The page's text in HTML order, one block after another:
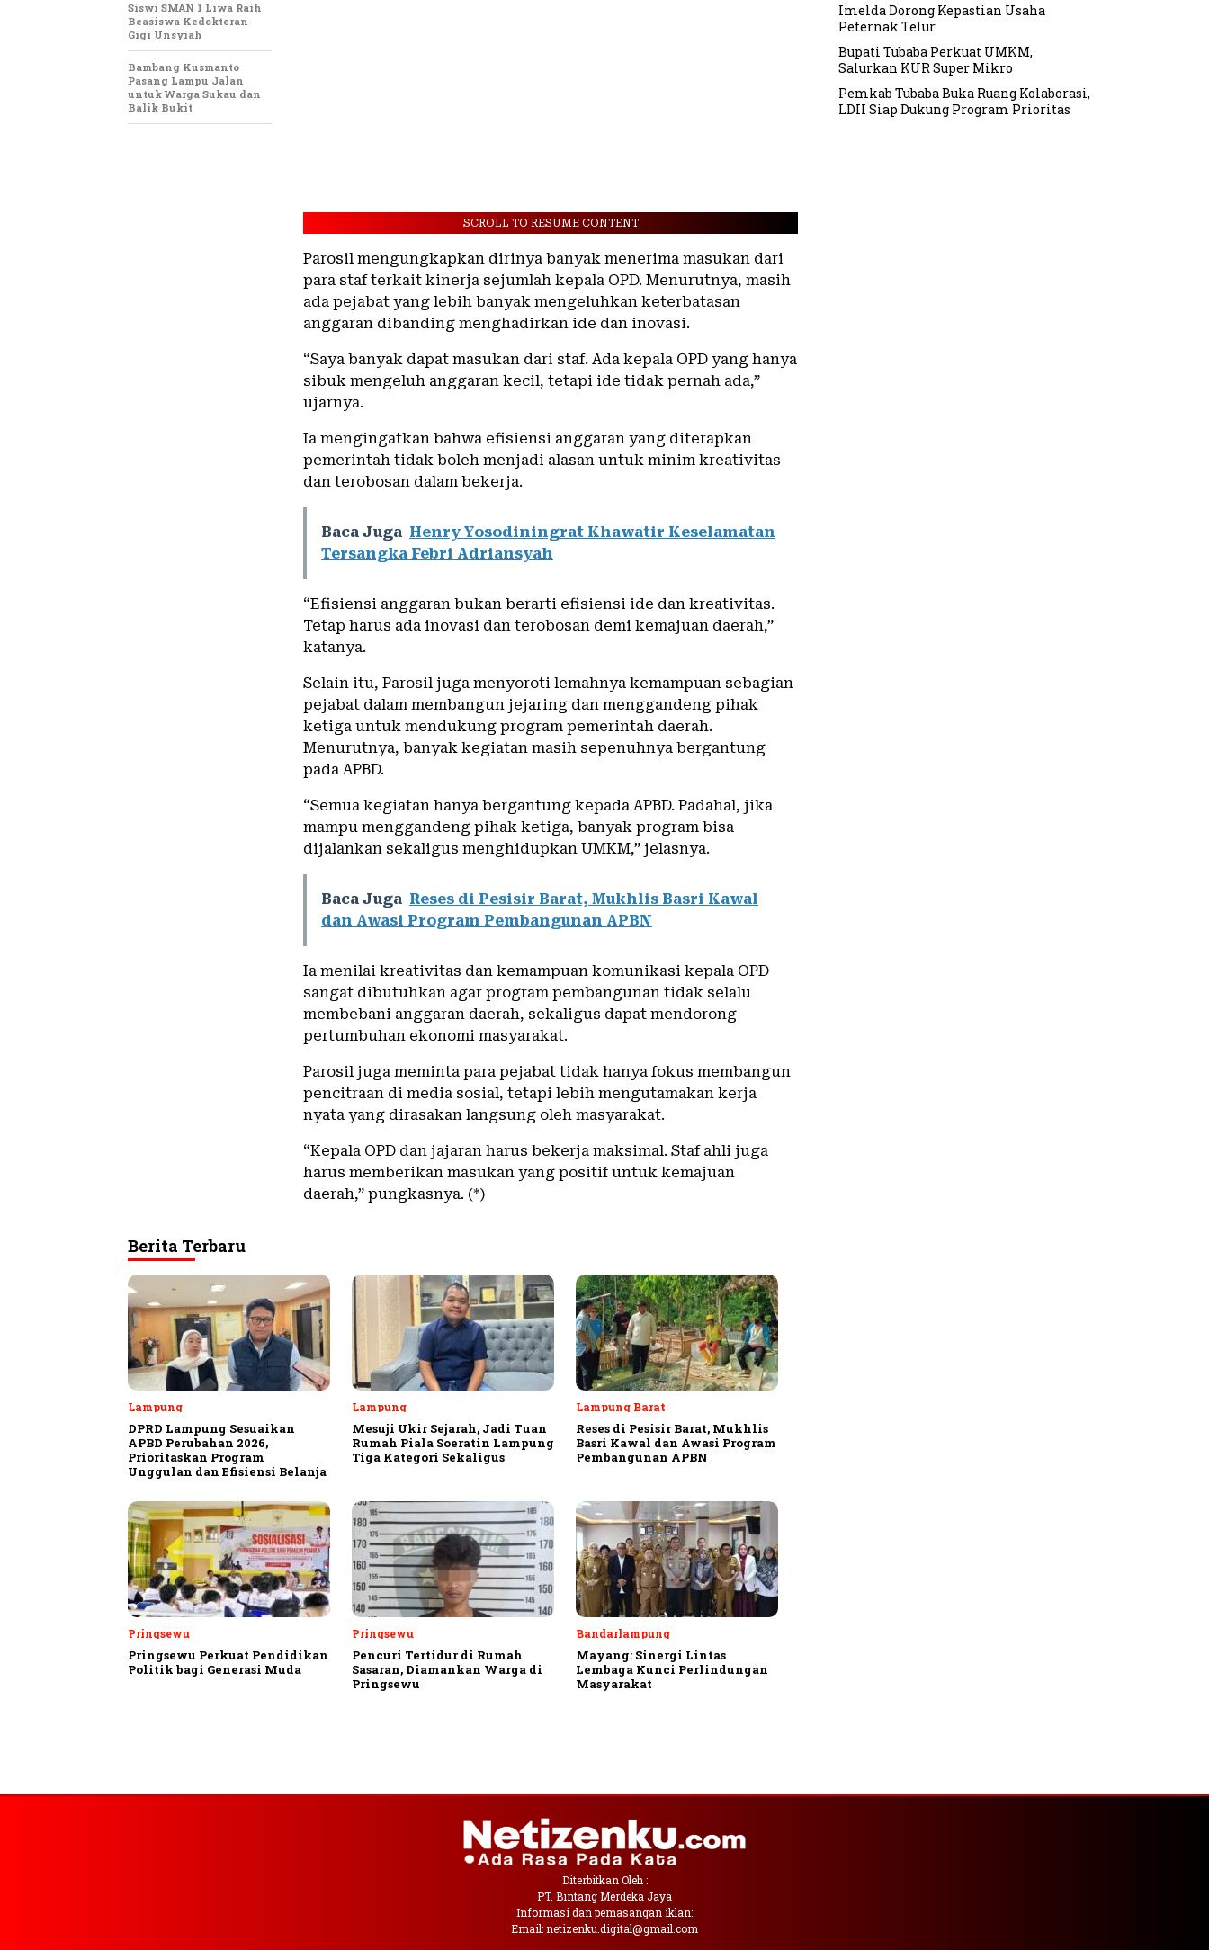
SCROLL TO RESUME CONTENT
Parosil mengungkapkan dirinya banyak menerima masukan dari
para staf terkait kinerja sejumlah kepala OPD. Menurutnya, masih
ada pejabat yang lebih banyak mengeluhkan keterbatasan
anggaran dibanding menghadirkan ide dan inovasi.
“Saya banyak dapat masukan dari staf. Ada kepala OPD yang hanya
sibuk mengeluh anggaran kecil, tetapi ide tidak pernah ada,”
ujarnya.
Ia mengingatkan bahwa efisiensi anggaran yang diterapkan
pemerintah tidak boleh menjadi alasan untuk minim kreativitas
dan terobosan dalam bekerja.
Baca Juga Henry Yosodiningrat Khawatir Keselamatan
Tersangka Febri Adriansyah
“Efisiensi anggaran bukan berarti efisiensi ide dan kreativitas.
Tetap harus ada inovasi dan terobosan demi kemajuan daerah,”
katanya.
Selain itu, Parosil juga menyoroti lemahnya kemampuan sebagian
pejabat dalam membangun jejaring dan menggandeng pihak
ketiga untuk mendukung program pemerintah daerah.
Menurutnya, banyak kegiatan masih sepenuhnya bergantung
pada APBD.
“Semua kegiatan hanya bergantung kepada APBD. Padahal, jika
mampu menggandeng pihak ketiga, banyak program bisa
dijalankan sekaligus menghidupkan UMKM,” jelasnya.
Baca Juga Reses di Pesisir Barat, Mukhlis Basri Kawal
dan Awasi Program Pembangunan APBN
Ia menilai kreativitas dan kemampuan komunikasi kepala OPD
sangat dibutuhkan agar program pembangunan tidak selalu
membebani anggaran daerah, sekaligus dapat mendorong
pertumbuhan ekonomi masyarakat.
Parosil juga meminta para pejabat tidak hanya fokus membangun
pencitraan di media sosial, tetapi lebih mengutamakan kerja
nyata yang dirasakan langsung oleh masyarakat.
“Kepala OPD dan jajaran harus bekerja maksimal. Staf ahli juga
harus memberikan masukan yang positif untuk kemajuan
daerah,” pungkasnya. (*)
Siswi SMAN 1 Liwa Raih
Beasiswa Kedokteran
Gigi Unsyiah
Bambang Kusmanto
Pasang Lampu Jalan
untuk Warga Sukau dan
Balik Bukit
Berita Terbaru
Lampung
DPRD Lampung Sesuaikan
APBD Perubahan 2026,
Prioritaskan Program
Unggulan dan Efisiensi Belanja
Lampung
Mesuji Ukir Sejarah, Jadi Tuan
Rumah Piala Soeratin Lampung
Tiga Kategori Sekaligus
Lampung Barat
Reses di Pesisir Barat, Mukhlis
Basri Kawal dan Awasi Program
Pembangunan APBN
Pringsewu
Pringsewu Perkuat Pendidikan
Politik bagi Generasi Muda
Pringsewu
Pencuri Tertidur di Rumah
Sasaran, Diamankan Warga di
Pringsewu
Bandarlampung
Mayang: Sinergi Lintas
Lembaga Kunci Perlindungan
Masyarakat
Imelda Dorong Kepastian Usaha
Peternak Telur
Bupati Tubaba Perkuat UMKM,
Salurkan KUR Super Mikro
Pemkab Tubaba Buka Ruang Kolaborasi,
LDII Siap Dukung Program Prioritas
Diterbitkan Oleh :
PT. Bintang Merdeka Jaya
Informasi dan pemasangan iklan:
Email: netizenku.digital@gmail.com